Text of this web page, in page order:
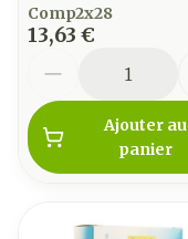
Comp2x28
13,63 €
Ajouter au
panier